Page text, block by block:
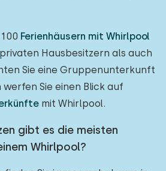
Ferienhäusern mit Whirlpool
Hausbesitzern als auch
Sie eine Gruppenunterkunft
Sie einen Blick auf
mit Whirlpool.
gibt es die meisten
Whirlpool?